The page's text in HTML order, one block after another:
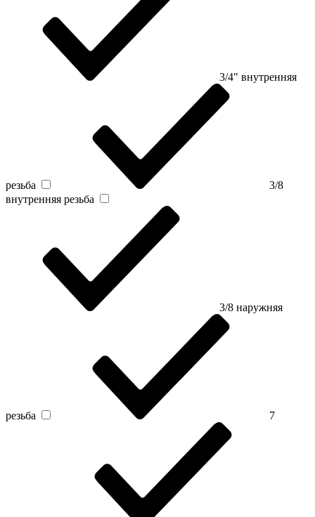
3/4" внутренняя
резьба
3/8
внутренняя резьба
3/8 наружняя
резьба 7